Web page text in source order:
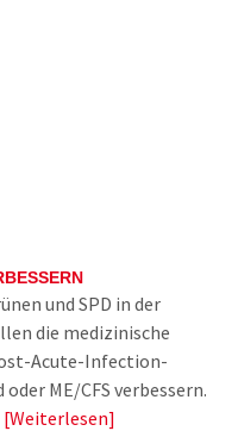
und SPD in der
die medizinische
Acute-Infection-
ME/CFS verbessern.
Weiterlesen